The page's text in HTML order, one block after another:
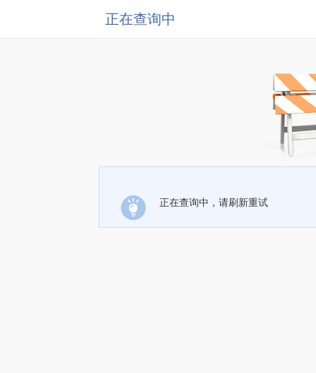
正在查询中
正在查询中，请刷新重试